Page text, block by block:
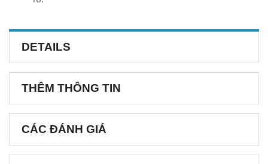
DETAILS
THÊM THÔNG TIN
CÁC ĐÁNH GIÁ